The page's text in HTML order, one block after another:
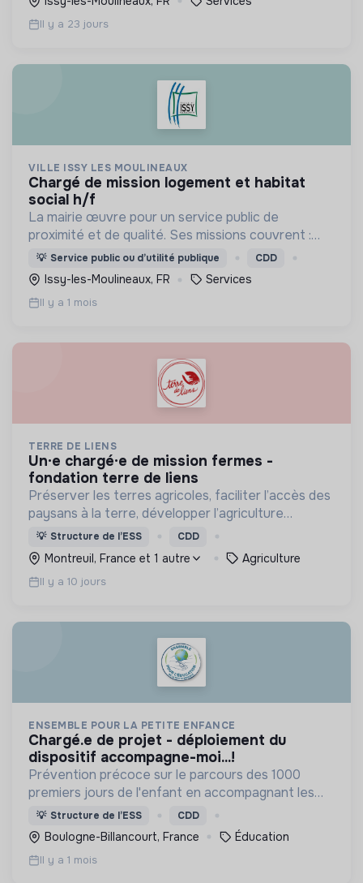
Il y a 23 jours
VILLE ISSY LES MOULINEAUX
chargé de mission logement et habitat
social h/f
La mairie œuvre pour un service public de
proximité et de qualité. Ses missions couvrent :
l'enfance, l’action sociale, la culture, la sécurité,
l’aménagement urbain, la transition numérique etc.
💡 Service public ou d’utilité publique CDD
Issy-les-Moulineaux, FR Services
Il y a 1 mois
TERRE DE LIENS
un·e chargé·e de mission fermes -
fondation terre de liens
Préserver les terres agricoles, faciliter l’accès des
paysans à la terre, développer l’agriculture
biologique et paysanne et faire de la terre un bien
commun par une dynamique associative et
citoyenne
💡 Structure de l’ESS CDD
Montreuil, France et 1 autre Agriculture
Il y a 10 jours
ENSEMBLE POUR LA PETITE ENFANCE
chargé.e de projet - déploiement du
dispositif accompagne-moi...!
Prévention précoce sur le parcours des 1000
premiers jours de l'enfant en accompagnant les
professionnels et parents pour développer des
pratiques éducatives favorables au
développement de l'enfant.
💡 Structure de l’ESS CDD
Boulogne-Billancourt, France Éducation
Il y a 1 mois